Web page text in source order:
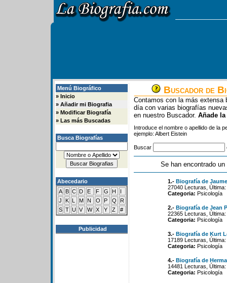
Menú Biográfico
» Inicio
» Añadir mi Biografia
» Modificar Biografía
» Las más Buscadas
Busca Biografías
Abecedario
A B C D E F G H
I
J
K L M N O P Q
R
S T U V W X Y Z #
Publicidad
Buscador de
Contamos con la más extensa
día con varias biografías
en nuestro Buscador. Añade
Introduce el nombre o apellido de la
ejemplo: Albert Eistein
Buscar
Se han encontrado
1.- Biografía de
27040 Lecturas,
Categoria: Psicología
2.- Biografía de Jean
22365 Lecturas,
Categoria: Psicología
3.- Biografía de Kurt
17189 Lecturas,
Categoria: Psicología
4.- Biografía de
14481 Lecturas,
Categoria: Psicología